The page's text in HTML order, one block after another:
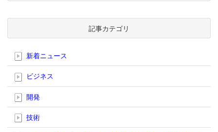
記事カテゴリ
新着ニュース
ビジネス
開発
技術